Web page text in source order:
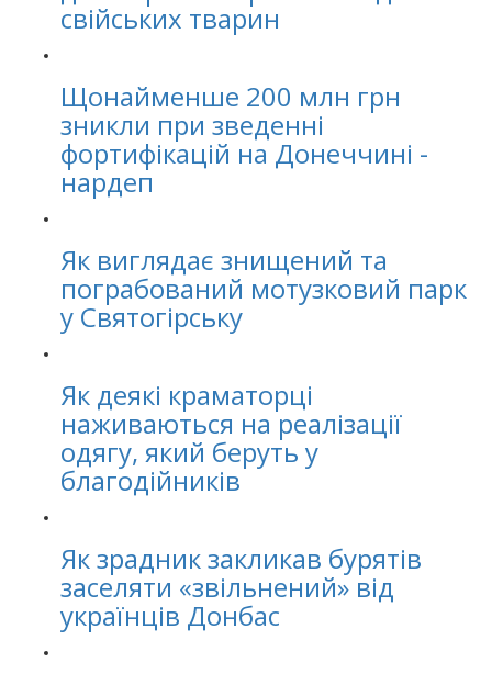
свійських тварин
Щонайменше 200 млн грн
зникли при зведенні
фортифікацій на Донеччині -
нардеп
Як виглядає знищений та
пограбований мотузковий парк
у Святогірську
Як деякі краматорці
наживаються на реалізації
одягу, який беруть у
благодійників
Як зрадник закликав бурятів
заселяти «звільнений» від
українців Донбас